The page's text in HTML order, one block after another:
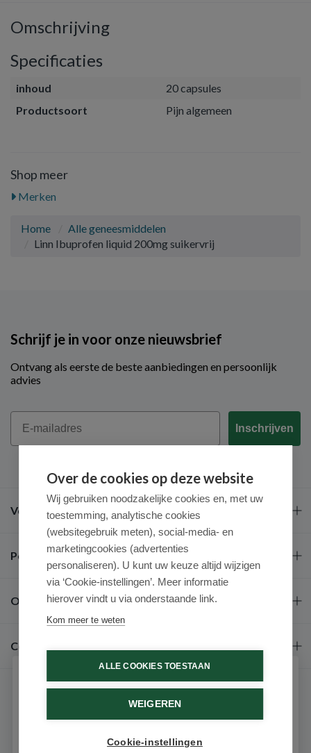
Omschrijving
Specificaties
inhoud
20 capsules
Productsoort
Pijn algemeen
Shop meer
Merken
Home
Alle geneesmiddelen
Linn Ibuprofen liquid 200mg suikervrij
Schrijf je in voor onze nieuwsbrief
Ontvang als eerste de beste aanbiedingen en persoonlijk
advies
Email
Inschrijven
Veel gestelde vragen
Populaire merken
Over ons
Contact
9.6 / 10 (531 beoordelingen)
Over de cookies op deze website
Wij gebruiken noodzakelijke cookies en, met uw
toestemming, analytische cookies
(websitegebruik meten), social-media- en
marketingcookies (advertenties
personaliseren). U kunt uw keuze altijd wijzigen
via ‘Cookie-instellingen’. Meer informatie
hierover vindt u via onderstaande link.
Kom meer te weten
ALLE COOKIES TOESTAAN
WEIGEREN
Cookie-instellingen
Schrijf je in voor onze nieuwsbrief
Ontvang als eerste de beste aanbiedingen en persoonlijk
advies